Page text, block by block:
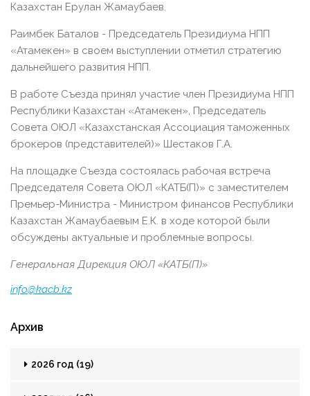
Казахстан Ерулан Жамаубаев.
Раимбек Баталов - Председатель Президиума НПП
«Атамекен» в своем выступлении отметил стратегию
дальнейшего развития НПП.
В работе Съезда принял участие член Президиума НПП
Республики Казахстан «Атамекен», Председатель
Совета ОЮЛ «Казахстанская Ассоциация таможенных
брокеров (представителей)» Шестаков Г.А.
На площадке Съезда состоялась рабочая встреча
Председателя Совета ОЮЛ «КАТБ(П)» с заместителем
Премьер-Министра - Министром финансов Республики
Казахстан Жамаубаевым Е.К. в ходе которой были
обсуждены актуальные и проблемные вопросы.
Генеральная Дирекция ОЮЛ «КАТБ(П)»
info@kacb.kz
Архив
2026 год (19)